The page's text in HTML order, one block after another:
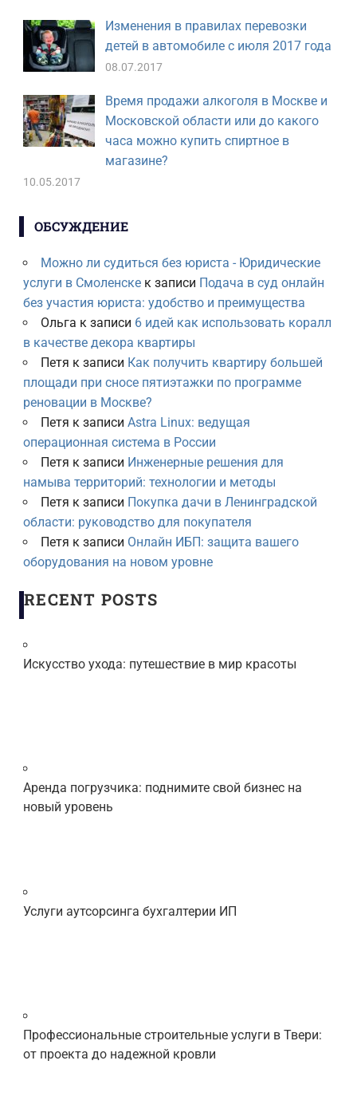
Изменения в правилах перевозки
детей в автомобиле с июля 2017 года
08.07.2017
Время продажи алкоголя в Москве и
Московской области или до какого
часа можно купить спиртное в
магазине?
10.05.2017
ОБСУЖДЕНИЕ
Можно ли судиться без юриста - Юридические
услуги в Смоленскек записи Подача в суд онлайн
без участия юриста: удобство и преимущества
Ольга к записи 6 идей как использовать коралл
в качестве декора квартиры
Петя к записи Как получить квартиру большей
площади при сносе пятиэтажки по программе
реновации в Москве?
Петя к записи Astra Linux: ведущая
операционная система в России
Петя к записи Инженерные решения для
намыва территорий: технологии и методы
Петя к записи Покупка дачи в Ленинградской
области: руководство для покупателя
Петя к записи Онлайн ИБП: защита вашего
оборудования на новом уровне
RECENT POSTS
Искусство ухода: путешествие в мир красоты
Аренда погрузчика: поднимите свой бизнес на
новый уровень
Услуги аутсорсинга бухгалтерии ИП
Профессиональные строительные услуги в Твери:
от проекта до надежной кровли